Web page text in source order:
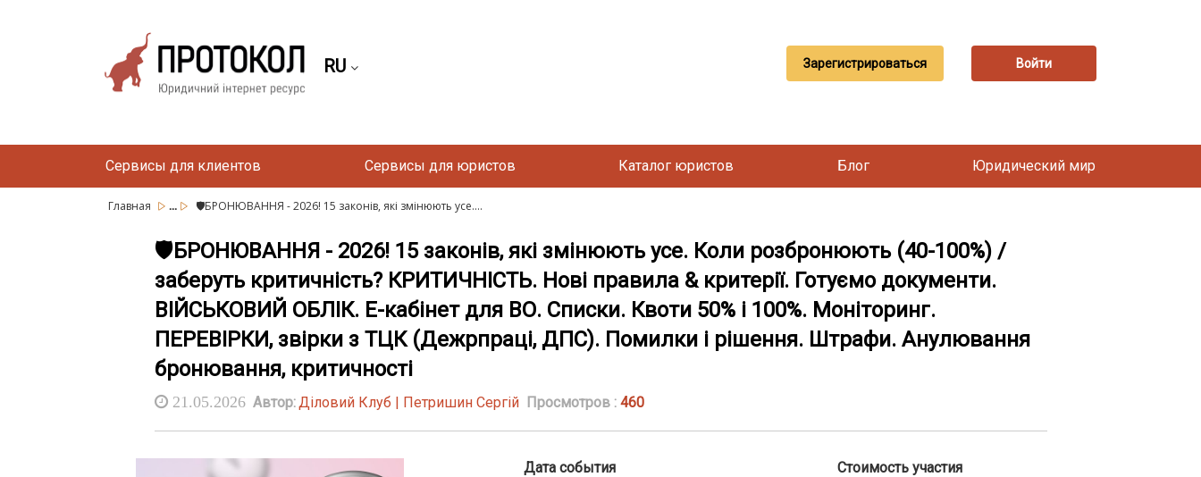
RU Зарегистрироваться Войти
Сервисы для клиентов Сервисы для юристов Каталог юристов Блог Юридический мир
Главная ... 🛡️БРОНЮВАННЯ - 2026! 15 законів, які змінюють усе....
🛡️БРОНЮВАННЯ - 2026! 15 законів, які змінюють усе. Коли розбронюють (40-100%) /
заберуть критичність? КРИТИЧНІСТЬ. Нові правила & критерії. Готуємо документи.
ВІЙСЬКОВИЙ ОБЛІК. Е-кабінет для ВО. Списки. Квоти 50% і 100%. Моніторинг.
ПЕРЕВІРКИ, звірки з ТЦК (Дежрпраці, ДПС). Помилки і рішення. Штрафи. Анулювання
бронювання, критичності
21.05.2026 Автор:Діловий Клуб | Петришин Сергій Просмотров : 460
Дата события Стоимость участия